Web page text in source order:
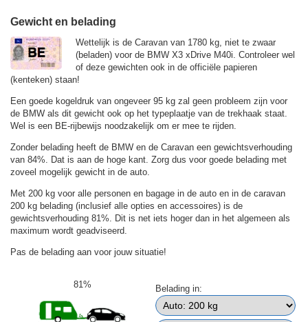
Gewicht en belading
Wettelijk is de Caravan van 1780 kg, niet te zwaar
(beladen) voor de BMW X3 xDrive M40i. Controleer wel
of deze gewichten ook in de officiële papieren
(kenteken) staan!
Een goede kogeldruk van ongeveer 95 kg zal geen probleem zijn voor
de BMW als dit gewicht ook op het typeplaatje van de trekhaak staat.
Wel is een BE-rijbewijs noodzakelijk om er mee te rijden.
Zonder belading heeft de BMW en de Caravan een gewichtsverhouding
van 84%. Dat is aan de hoge kant. Zorg dus voor goede belading met
zoveel mogelijk gewicht in de auto.
Met 200 kg voor alle personen en bagage in de auto en in de caravan
200 kg belading (inclusief alle opties en accessoires) is de
gewichtsverhouding 81%. Dit is net iets hoger dan in het algemeen als
maximum wordt geadviseerd.
Pas de belading aan voor jouw situatie!
81% Belading in: